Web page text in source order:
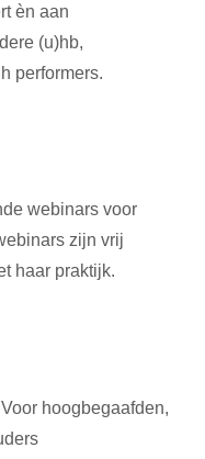
èn aan
(u)hb,
performers.
webinars voor
zijn vrij
haar praktijk.
hoogbegaafden,